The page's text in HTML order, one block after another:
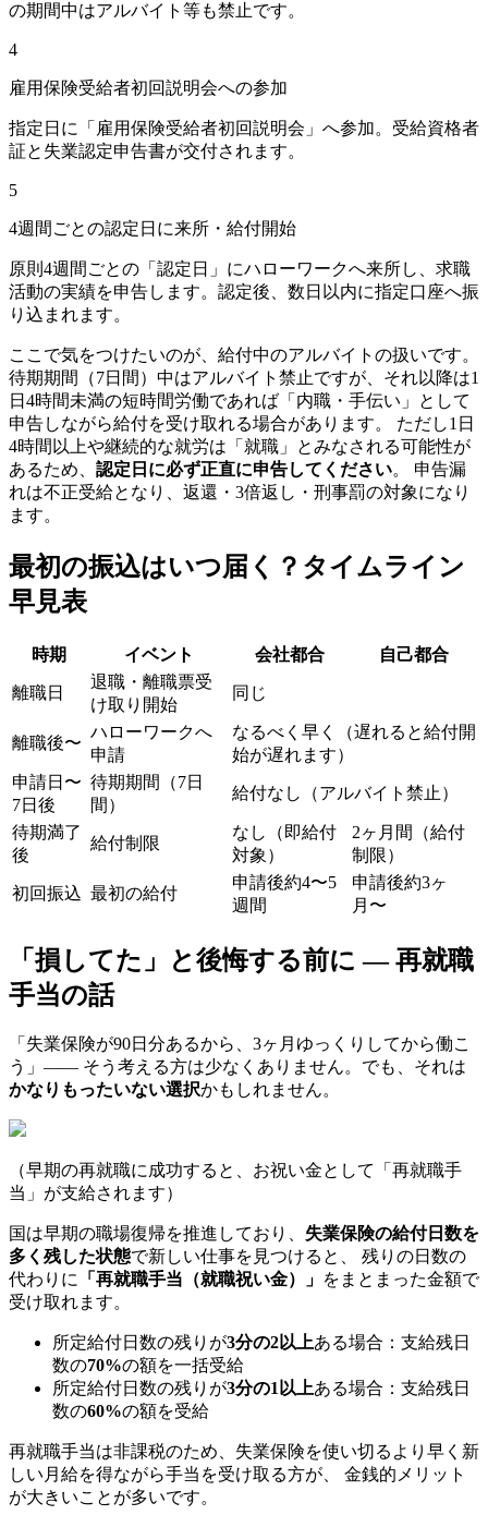
の期間中はアルバイト等も禁止です。
4
雇用保険受給者初回説明会への参加
指定日に「雇用保険受給者初回説明会」へ参加。受給資格者
証と失業認定申告書が交付されます。
5
4週間ごとの認定日に来所・給付開始
原則4週間ごとの「認定日」にハローワークへ来所し、求職
活動の実績を申告します。認定後、数日以内に指定口座へ振
り込まれます。
ここで気をつけたいのが、給付中のアルバイトの扱いです。
待期期間（7日間）中はアルバイト禁止ですが、それ以降は1
日4時間未満の短時間労働であれば「内職・手伝い」として
申告しながら給付を受け取れる場合があります。 ただし1日
4時間以上や継続的な就労は「就職」とみなされる可能性が
あるため、 認定日に必ず正直に申告してください。 申告漏
れは不正受給となり、返還・3倍返し・刑事罰の対象になり
ます。
最初の振込はいつ届く？タイムライン
早見表
時期 イベント 会社都合 自己都合
離職日
退職・離職票受
け取り開始
同じ
離職後〜
ハローワークへ
申請
なるべく早く（遅れると給付開
始が遅れます）
申請日〜
7日後
待期期間（7日
間）
給付なし（アルバイト禁止）
待期満了
後
給付制限
なし（即給付
対象）
2ヶ月間（給付
制限）
初回振込 最初の給付
申請後約4〜5
週間
申請後約3ヶ
月〜
「損してた」と後悔する前に — 再就職
手当の話
「失業保険が90日分あるから、3ヶ月ゆっくりしてから働こ
う」—— そう考える方は少なくありません。でも、それは
かなりもったいない選択かもしれません。
（早期の再就職に成功すると、お祝い金として「再就職手
当」が支給されます）
国は早期の職場復帰を推進しており、 失業保険の給付日数を
多く残した状態で新しい仕事を見つけると、 残りの日数の
代わりに 「再就職手当（就職祝い金）」 をまとまった金額で
受け取れます。
所定給付日数の残りが3分の2以上ある場合：支給残日
数の70%の額を一括受給
所定給付日数の残りが3分の1以上ある場合：支給残日
数の60%の額を受給
再就職手当は非課税のため、失業保険を使い切るより早く新
しい月給を得ながら手当を受け取る方が、 金銭的メリット
が大きいことが多いです。